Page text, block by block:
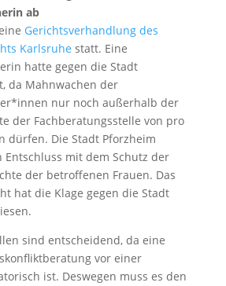
ab
Gerichtsverhandlung des
Karlsruhe statt. Eine
hatte gegen die Stadt
da Mahnwachen der
nur noch außerhalb der
der Fachberatungsstelle von pro
dürfen. Die Stadt Pforzheim
mit dem Schutz der
der betroffenen Frauen. Das
hat die Klage gegen die Stadt
sind entscheidend, da eine
vor einer
ist. Deswegen muss es den